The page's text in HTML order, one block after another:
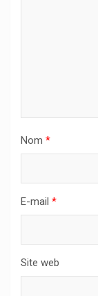
Nom *
E-mail *
Site web